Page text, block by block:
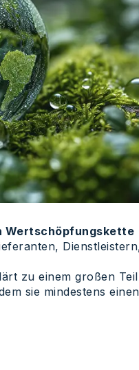
Wertschöpfungskette
zu einem großen
sie mindestens